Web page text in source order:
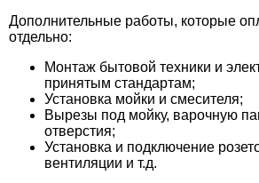
Дополнительные работы, которые
отдельно:
Монтаж бытовой техники и
принятым стандартам;
Установка мойки и смесителя;
Вырезы под мойку, варочную
отверстия;
Установка и подключение
вентиляции и т.д.